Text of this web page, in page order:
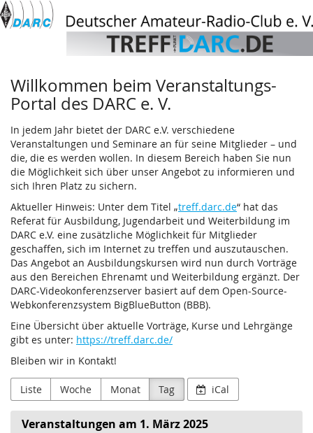
Zum
Haupt-
Deutscher
Amateur-
Radio-
Club
e.
V.
Willkommen beim Veranstaltungs-
Portal des DARC e. V.
In jedem Jahr bietet der DARC e.V. verschiedene
Veranstaltungen und Seminare an für seine Mitglieder – und
die, die es werden wollen. In diesem Bereich haben Sie nun
die Möglichkeit sich über unser Angebot zu informieren und
sich Ihren Platz zu sichern.
Aktueller Hinweis: Unter dem Titel „treff.darc.de“ hat das
Referat für Ausbildung, Jugendarbeit und Weiterbildung im
DARC e.V. eine zusätzliche Möglichkeit für Mitglieder
geschaffen, sich im Internet zu treffen und auszutauschen.
Das Angebot an Ausbildungskursen wird nun durch Vorträge
aus den Bereichen Ehrenamt und Weiterbildung ergänzt. Der
DARC-Videokonferenzserver basiert auf dem Open-Source-
Webkonferenzsystem BigBlueButton (BBB).
Eine Übersicht über aktuelle Vorträge, Kurse und Lehrgänge
gibt es unter: https://treff.darc.de/
Bleiben wir in Kontakt!
Liste Woche Monat Tag iCal
Veranstaltungen am 1. März 2025